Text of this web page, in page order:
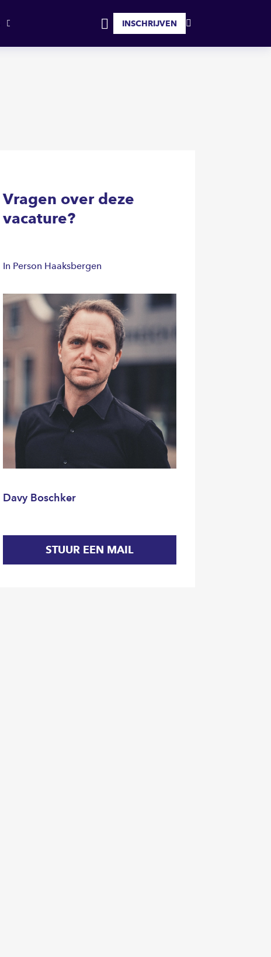
MIJN
INSCHRIJVEN
Vragen over deze
vacature?
In Person Haaksbergen
Davy Boschker
STUUR EEN MAIL
SOLLICITEER